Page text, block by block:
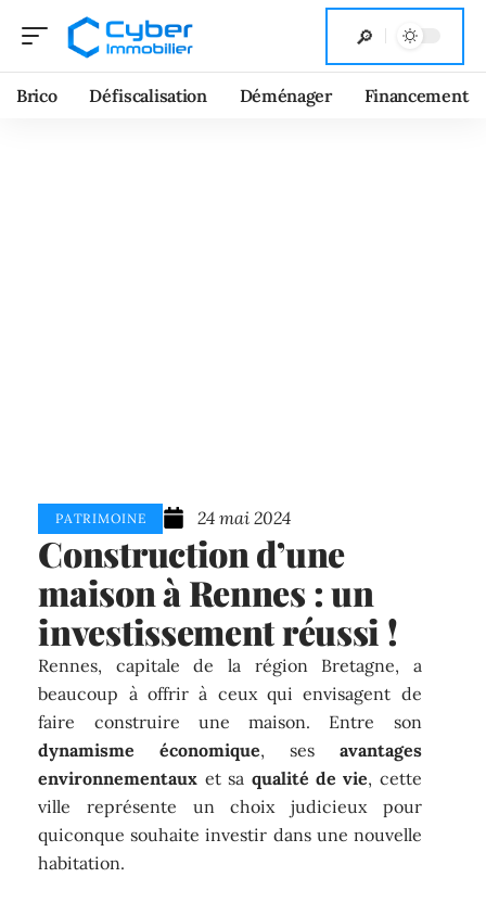
Brico Défiscalisation Déménager Financement
PATRIMOINE 24 mai 2024
Construction d’une
maison à Rennes : un
investissement réussi !
Rennes, capitale de la région Bretagne, a
beaucoup à offrir à ceux qui envisagent de
faire construire une maison. Entre son
dynamisme économique, ses avantages
environnementaux et sa qualité de vie, cette
ville représente un choix judicieux pour
quiconque souhaite investir dans une nouvelle
habitation.